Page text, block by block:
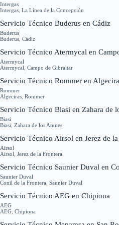
Intergas
Intergas La Línea de la Concepción
Servicio Técnico Buderus en Cádiz
Buderus
Buderus Cádiz
Servicio Técnico Atermycal en
Atermycal
Atermycal Campo de Gibraltar
Servicio Técnico Rommer en
Rommer
Algeciras Rommer
Servicio Técnico Biasi en Zahara de
Biasi
Biasi Zahara de los Atunes
Servicio Técnico Airsol en Jerez de
Airsol
Airsol Jerez de la Frontera
Servicio Técnico Saunier Duval en
Saunier Duval
Conil de la Frontera Saunier Duval
Servicio Técnico AEG en Chipiona
AEG
AEG Chipiona